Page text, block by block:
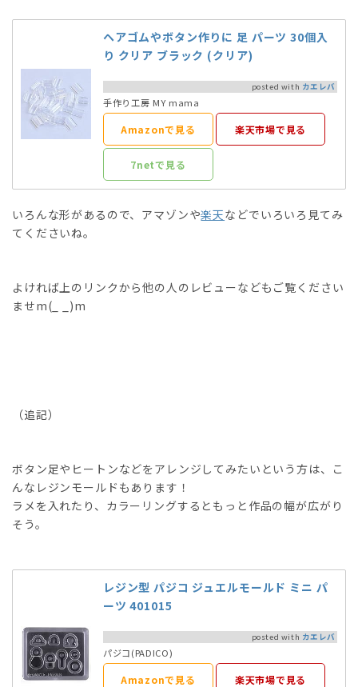
ヘアゴムやボタン作りに 足 パーツ 30個入
り クリア ブラック (クリア)
posted with カエレバ
手作り工房 MY mama
Amazonで見る 楽天市場で見る
7netで見る
いろんな形があるので、アマゾンや楽天などでいろいろ見てみ
てくださいね。
よければ上のリンクから他の人のレビューなどもご覧ください
ませm(_ _)m
（追記）
ボタン足やヒートンなどをアレンジしてみたいという方は、こ
んなレジンモールドもあります！
ラメを入れたり、カラーリングするともっと作品の幅が広がり
そう。
レジン型 パジコ ジュエルモールド ミニ パ
ーツ 401015
posted with カエレバ
パジコ(PADICO)
Amazonで見る 楽天市場で見る